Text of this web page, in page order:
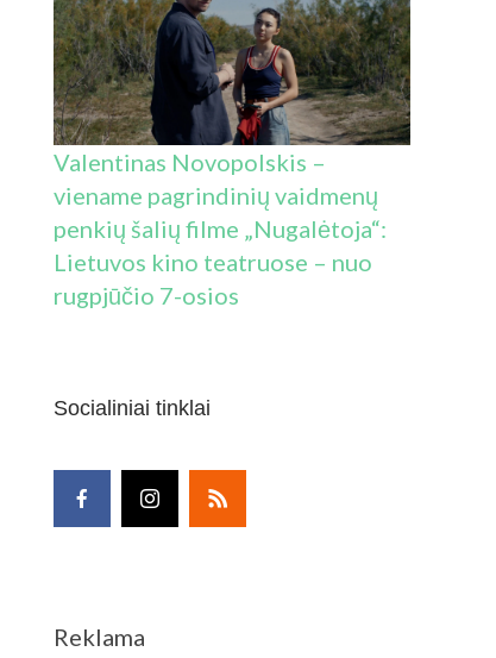
Valentinas Novopolskis –
viename pagrindinių vaidmenų
penkių šalių filme „Nugalėtoja“:
Lietuvos kino teatruose – nuo
rugpjūčio 7-osios
Socialiniai tinklai
Reklama